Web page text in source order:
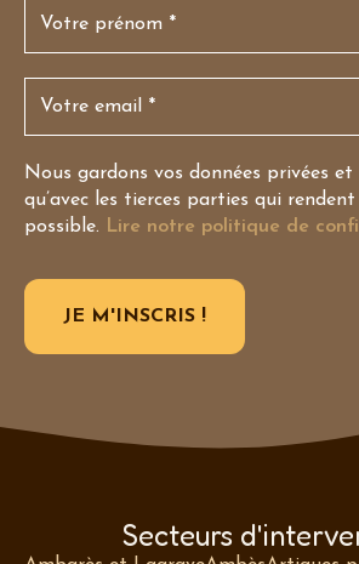
Nous gardons vos données privées
qu’avec les tierces parties qui rendent
possible. Lire notre politique de
Secteurs